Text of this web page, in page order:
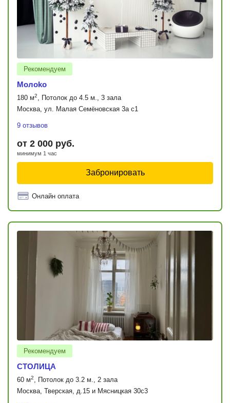
Рекомендуем
Moлoko
180 м2, Потолок до 4.5 м., 3 зала
Москва, ул. Малая Семёновская 3а с1
9 отзывов
от 2 000 руб.
минимум 1 час
Забронировать
Онлайн оплата
Рекомендуем
СТОЛИЦА
60 м2, Потолок до 3.2 м., 2 зала
Москва, Тверская, д.15 и Мясницкая 30с3